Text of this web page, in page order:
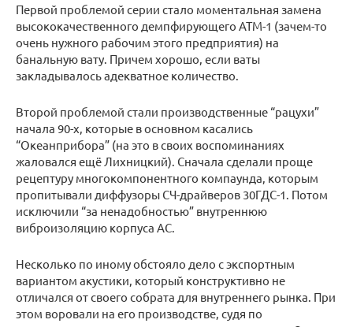
Первой проблемой серии стало моментальная замена
высококачественного демпфирующего АТМ-1 (зачем-то
очень нужного рабочим этого предприятия) на
банальную вату. Причем хорошо, если ваты
закладывалось адекватное количество.
Второй проблемой стали производственные “рацухи”
начала 90-х, которые в основном касались
“Океанприбора” (на это в своих воспоминаниях
жаловался ещё Лихницкий). Сначала сделали проще
рецептуру многокомпонентного компаунда, которым
пропитывали диффузоры СЧ-драйверов 30ГДС-1. Потом
исключили “за ненадобностью” внутреннюю
виброизоляцию корпуса АС.
Несколько по иному обстояло дело с экспортным
вариантом акустики, который конструктивно не
отличался от своего собрата для внутреннего рынка. При
этом воровали на его производстве, судя по